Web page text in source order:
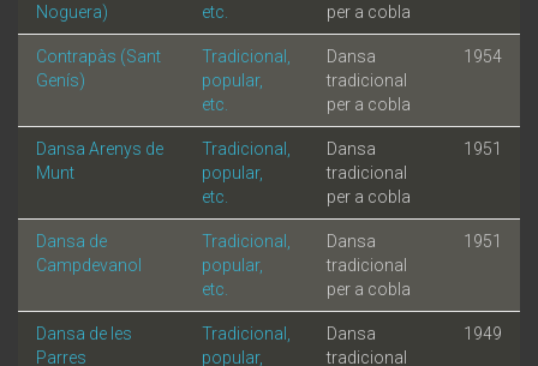
Noguera)
etc.
per a cobla
Contrapàs (Sant
Genís)
Tradicional,
popular,
etc.
Dansa
tradicional
per a cobla
1954
Dansa Arenys de
Munt
Tradicional,
popular,
etc.
Dansa
tradicional
per a cobla
1951
Dansa de
Campdevanol
Tradicional,
popular,
etc.
Dansa
tradicional
per a cobla
1951
Dansa de les
Parres
Tradicional,
popular,
Dansa
tradicional
1949